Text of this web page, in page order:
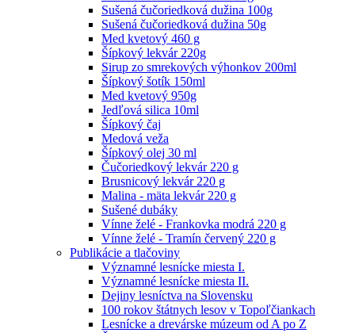
Sušená čučoriedková dužina 100g
Sušená čučoriedková dužina 50g
Med kvetový 460 g
Šípkový lekvár 220g
Sirup zo smrekových výhonkov 200ml
Šípkový šotík 150ml
Med kvetový 950g
Jedľová silica 10ml
Šípkový čaj
Medová veža
Šípkový olej 30 ml
Čučoriedkový lekvár 220 g
Brusnicový lekvár 220 g
Malina - mäta lekvár 220 g
Sušené dubáky
Vínne želé - Frankovka modrá 220 g
Vínne želé - Tramín červený 220 g
Publikácie a tlačoviny
Významné lesnícke miesta I.
Významné lesnícke miesta II.
Dejiny lesníctva na Slovensku
100 rokov štátnych lesov v Topoľčiankach
Lesnícke a drevárske múzeum od A po Z